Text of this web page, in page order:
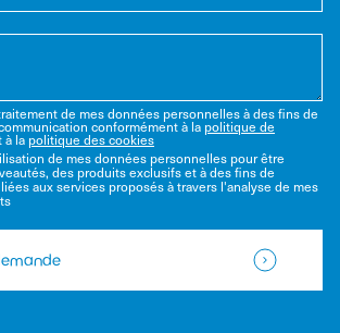
de mes données personnelles à des fins de
conformément à la politique de
à la politique des cookies
de mes données personnelles pour être
des produits exclusifs et à des fins de
aux services proposés à travers l'analyse de mes